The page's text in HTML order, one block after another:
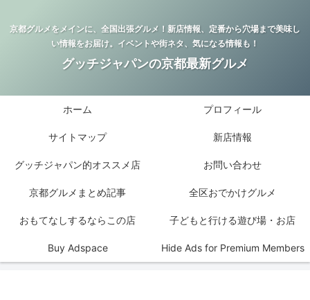
京都グルメをメインに、全国出張グルメ！新店情報、定番から穴場まで美味し
い情報をお届け。イベントや街ネタ、気になる情報も！
グッチジャパンの京都最新グルメ
ホーム プロフィール
サイトマップ 新店情報
グッチジャパン的オススメ店 お問い合わせ
京都グルメまとめ記事 全区おでかけグルメ
おもてなしするならこの店 子どもと行ける遊び場・お店
Buy Adspace Hide Ads for Premium Members